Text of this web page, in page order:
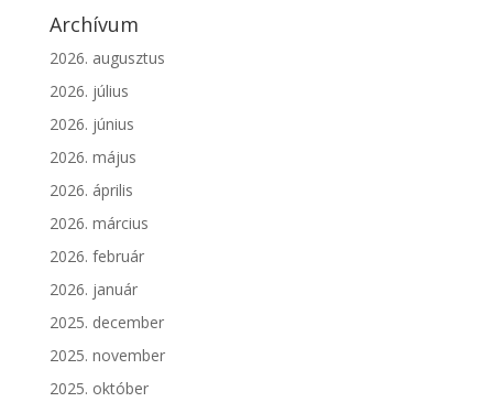
Archívum
2026. augusztus
2026. július
2026. június
2026. május
2026. április
2026. március
2026. február
2026. január
2025. december
2025. november
2025. október